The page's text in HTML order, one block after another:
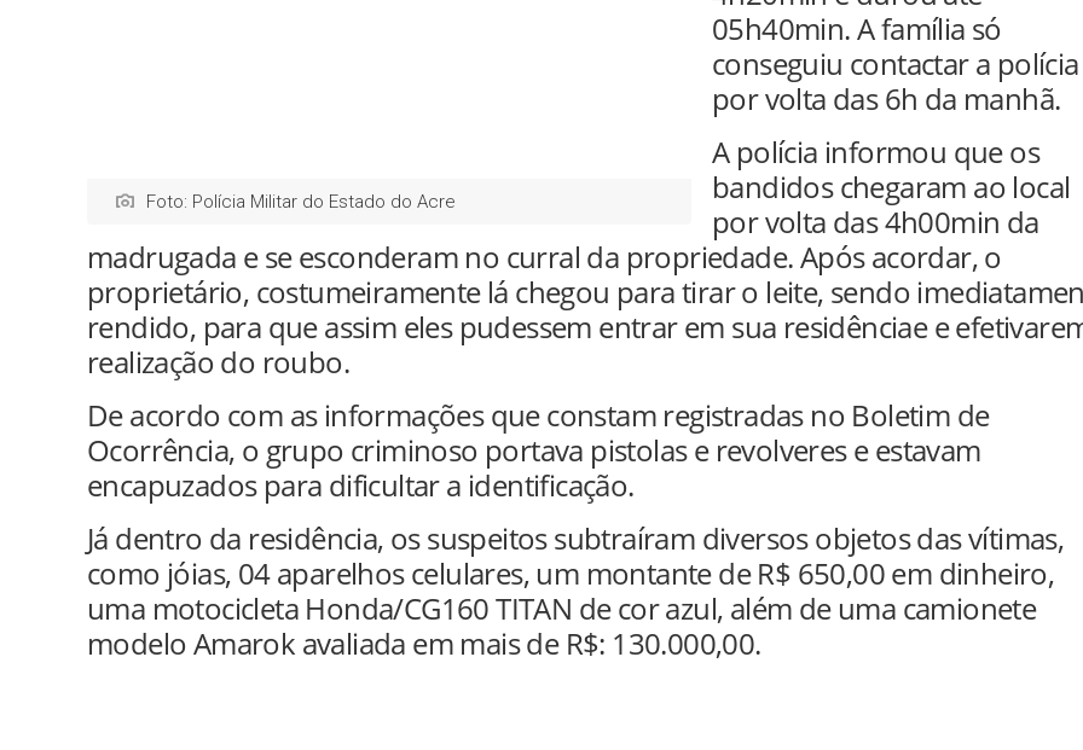
Foto: Polícia Militar do Estado do Acre
05h40min. A família só
conseguiu contactar a polícia
por volta das 6h da manhã.
A polícia informou que os
bandidos chegaram ao local
por volta das 4h00min da
madrugada e se esconderam no curral da propriedade. Após acordar, o
proprietário, costumeiramente lá chegou para tirar o leite, sendo
rendido, para que assim eles pudessem entrar em sua residênciae e
realização do roubo.
De acordo com as informações que constam registradas no Boletim de
Ocorrência, o grupo criminoso portava pistolas e revolveres e estavam
encapuzados para dificultar a identificação.
Já dentro da residência, os suspeitos subtraíram diversos objetos das vítimas,
como jóias, 04 aparelhos celulares, um montante de R$ 650,00 em dinheiro,
uma motocicleta Honda/CG160 TITAN de cor azul, além de uma camionete
modelo Amarok avaliada em mais de R$: 130.000,00.